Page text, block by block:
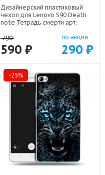
Дизайнерский пластиковый
чехол для Lenovo S90 Death
note Тетрадь смерти арт:
790
590 ₽
по акции
290 ₽
-25%